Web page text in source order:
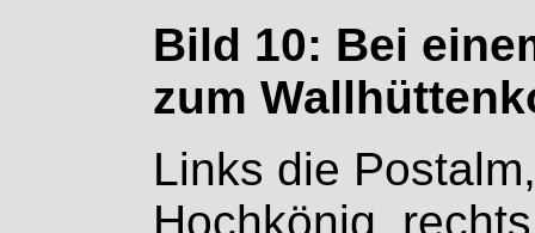
Bild 10: Bei
zum
Links die
Hochkönig,